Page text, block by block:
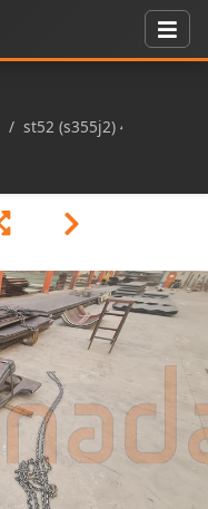
st52 (s355j2) 40mm Abkant Büküm